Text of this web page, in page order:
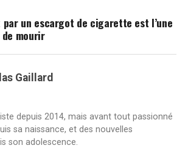
un escargot de cigarette est l’une
mourir
Gaillard
depuis 2014, mais avant tout passionné
sa naissance, et des nouvelles
son adolescence.